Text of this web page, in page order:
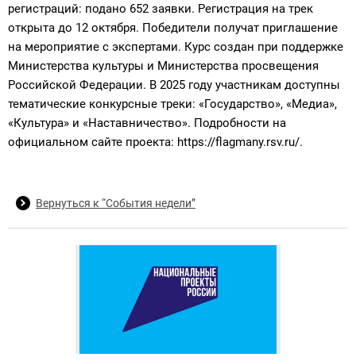
регистраций: подано 652 заявки. Регистрация на трек
открыта до 12 октября. Победители получат приглашение
на мероприятие с экспертами. Курс создан при поддержке
Министерства культуры и Министерства просвещения
Российской Федерации. В 2025 году участникам доступны
тематические конкурсные треки: «Государство», «Медиа»,
«Культура» и «Наставничество». Подробности на
официальном сайте проекта: https://flagmany.rsv.ru/.
Вернуться к “События недели”